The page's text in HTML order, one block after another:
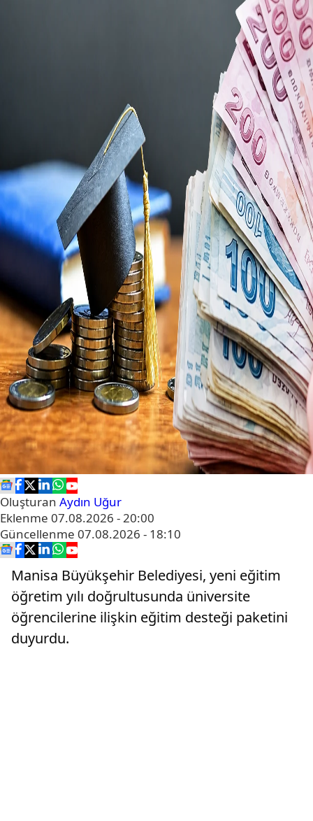
Oluşturan Aydın Uğur
Eklenme 07.08.2026 - 20:00
Güncellenme 07.08.2026 - 18:10
Manisa Büyükşehir Belediyesi, yeni eğitim
öğretim yılı doğrultusunda üniversite
öğrencilerine ilişkin eğitim desteği paketini
duyurdu.